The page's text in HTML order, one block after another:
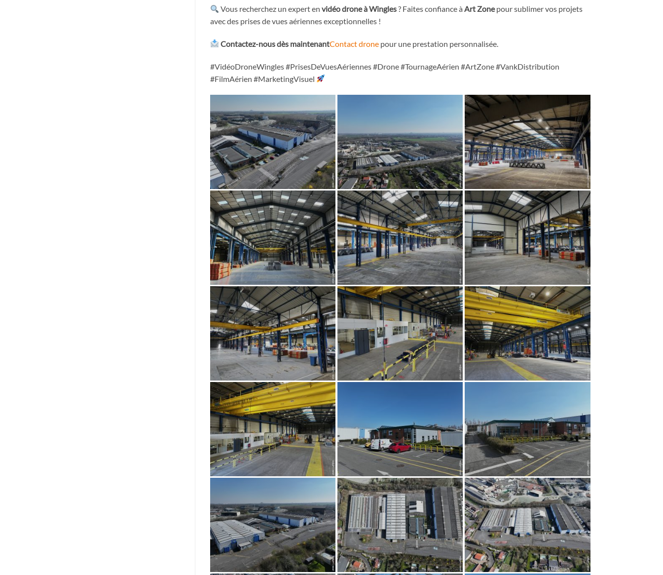
Vous recherchez un expert en vidéo drone à Wingles? Faites confiance à Art Zonepour sublimer vos projets
avec des prises de vues aériennes exceptionnelles !
Contactez-nous dès maintenantContact dronepour une prestation personnalisée.
#VidéoDroneWingles #PrisesDeVuesAériennes #Drone #TournageAérien #ArtZone #VankDistribution
#FilmAérien #MarketingVisuel